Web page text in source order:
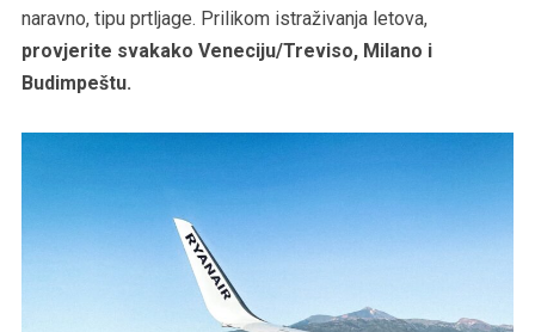
naravno, tipu prtljage. Prilikom istraživanja letova,
provjerite svakako Veneciju/Treviso, Milano i
Budimpeštu.